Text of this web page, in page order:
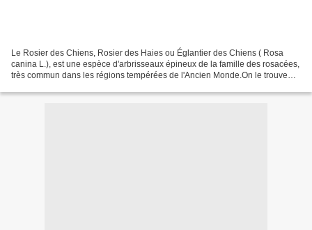
Le Rosier des Chiens, Rosier des Haies ou Églantier des Chiens ( Rosa
canina L.), est une espèce d'arbrisseaux épineux de la famille des rosacées,
très commun dans les régions tempérées de l'Ancien Monde.On le trouve